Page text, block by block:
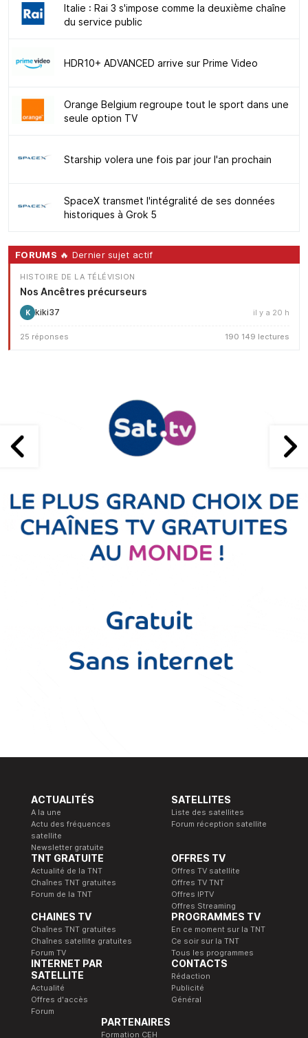
Italie : Rai 3 s'impose comme la deuxième chaîne
du service public
HDR10+ ADVANCED arrive sur Prime Video
Orange Belgium regroupe tout le sport dans une
seule option TV
Starship volera une fois par jour l'an prochain
SpaceX transmet l'intégralité de ses données
historiques à Grok 5
FORUMS 🔥 Dernier sujet actif
HISTOIRE DE LA TÉLÉVISION
Nos Ancêtres précurseurs
K kiki37 il y a 20 h
25 réponses 190 149 lectures
ACTUALITÉS
A la une
Actu des fréquences
satellite
Newsletter gratuite
SATELLITES
Liste des satellites
Forum réception satellite
TNT GRATUITE
Actualité de la TNT
Chaînes TNT gratuites
Forum de la TNT
OFFRES TV
Offres TV satellite
Offres TV TNT
Offres IPTV
Offres Streaming
CHAINES TV
Chaînes TNT gratuites
Chaînes satellite gratuites
Forum TV
PROGRAMMES TV
En ce moment sur la TNT
Ce soir sur la TNT
Tous les programmes
INTERNET PAR
SATELLITE
Actualité
Offres d'accès
Forum
CONTACTS
Rédaction
Publicité
Général
PARTENAIRES
Formation CEH